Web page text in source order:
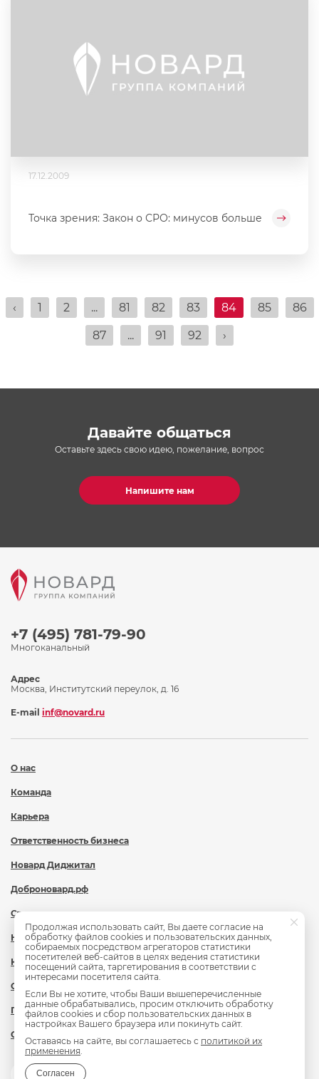
17.12.2009
Точка зрения: Закон о СРО: минусов больше
‹ 1 2 ... 81 82 83 84 85 86
87 ... 91 92 ›
Давайте общаться
Оставьте здесь свою идею, пожелание, вопрос
Напишите нам
+7 (495) 781-79-90
Многоканальный
О нас
Команда
Карьера
Ответственность бизнеса
Новард Диджитал
Доброновард.рф
Статьи
Новости
Контакты
Охрана труда
Политика обработки персональных данных
Сведения об образовательной организации
Адрес
Москва, Институтский переулок, д. 16
E-mail inf@novard.ru
Продолжая использовать сайт, Вы даете согласие на
обработку файлов cookies и пользовательских данных,
собираемых посредством агрегаторов статистики
посетителей веб-сайтов в целях ведения статистики
посещений сайта, таргетирования в соответствии с
интересами посетителя сайта.
Если Вы не хотите, чтобы Ваши вышеперечисленные
данные обрабатывались, просим отключить обработку
файлов cookies и сбор пользовательских данных в
настройках Вашего браузера или покинуть сайт.
Оставаясь на сайте, вы соглашаетесь с политикой их
применения.
Согласен